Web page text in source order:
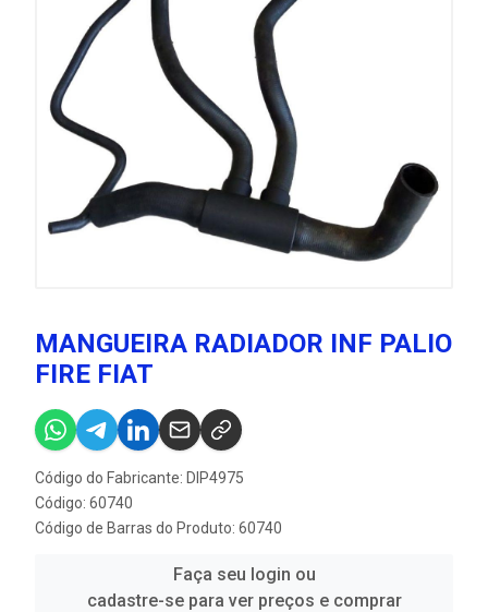
MANGUEIRA RADIADOR INF PALIO
FIRE FIAT
Código do Fabricante: DIP4975
Código: 60740
Código de Barras do Produto: 60740
Faça seu login ou
cadastre-se para ver preços e comprar